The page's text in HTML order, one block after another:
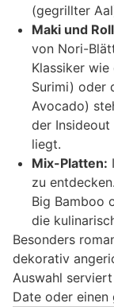
(gegrillter
Maki und
von Nori-
Klassiker
Surimi) oder
Avocado)
der Insideout
liegt.
Mix-Platten:
zu
Big Bamboo
die
Besonders
dekorativ
Auswahl
Date oder einen